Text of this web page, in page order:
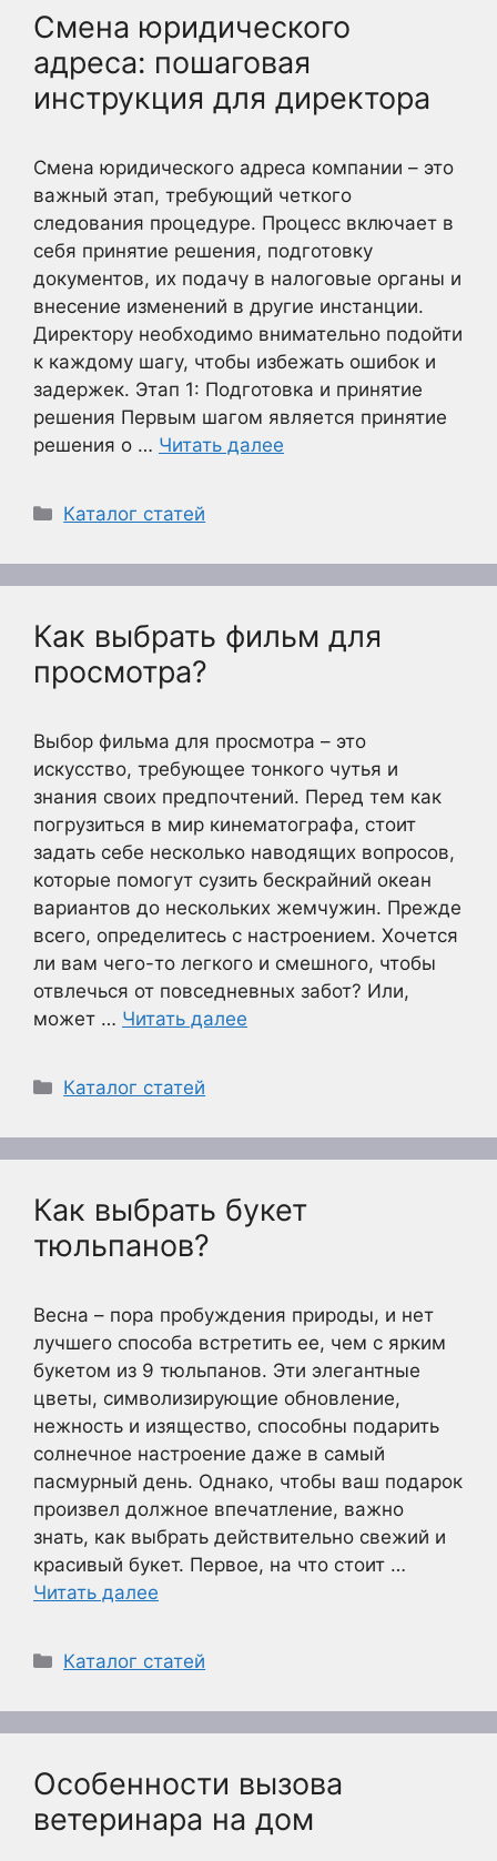
Смена юридического
адреса: пошаговая
инструкция для директора
Смена юридического адреса компании – это
важный этап, требующий четкого
следования процедуре. Процесс включает в
себя принятие решения, подготовку
документов, их подачу в налоговые органы и
внесение изменений в другие инстанции.
Директору необходимо внимательно подойти
к каждому шагу, чтобы избежать ошибок и
задержек. Этап 1: Подготовка и принятие
решения Первым шагом является принятие
решения о … Читать далее
Рубрики
Каталог статей
Как выбрать фильм для
просмотра?
Выбор фильма для просмотра – это
искусство, требующее тонкого чутья и
знания своих предпочтений. Перед тем как
погрузиться в мир кинематографа, стоит
задать себе несколько наводящих вопросов,
которые помогут сузить бескрайний океан
вариантов до нескольких жемчужин. Прежде
всего, определитесь с настроением. Хочется
ли вам чего-то легкого и смешного, чтобы
отвлечься от повседневных забот? Или,
может … Читать далее
Рубрики
Каталог статей
Как выбрать букет
тюльпанов?
Весна – пора пробуждения природы, и нет
лучшего способа встретить ее, чем с ярким
букетом из 9 тюльпанов. Эти элегантные
цветы, символизирующие обновление,
нежность и изящество, способны подарить
солнечное настроение даже в самый
пасмурный день. Однако, чтобы ваш подарок
произвел должное впечатление, важно
знать, как выбрать действительно свежий и
красивый букет. Первое, на что стоит …
Читать далее
Рубрики
Каталог статей
Особенности вызова
ветеринара на дом